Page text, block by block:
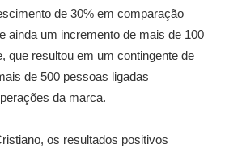
de 30% em comparação
ainda um incremento de mais de 100
que resultou em um contingente de
de 500 pessoas ligadas
da marca.
os resultados positivos